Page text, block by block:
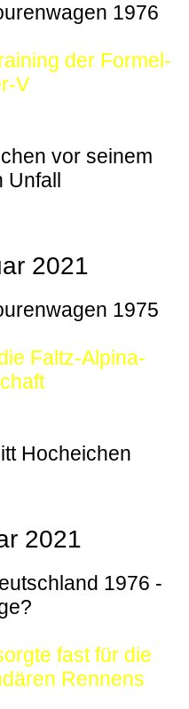
1976
der Formel-
V
vor seinem
Unfall
2021
1975
Faltz-Alpina-
Hocheichen
2021
1976 -
fast für die
Rennens